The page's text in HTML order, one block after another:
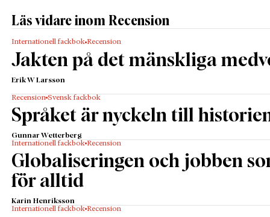
Läs vidare inom Recension
Internationell fackbok Recension
Jakten på det mänskliga
Erik W Larsson
Recension Svensk fackbok
Språket är nyckeln till
Gunnar Wetterberg
Internationell fackbok Recension
Globaliseringen och jobben
för alltid
Karin Henriksson
Internationell fackbok Recension